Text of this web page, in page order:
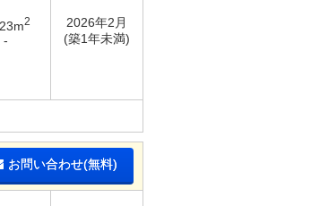
2
-
2026年2月
(築1年未満)
お問い合わせ(無料)